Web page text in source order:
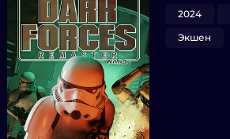
2024
Экшен